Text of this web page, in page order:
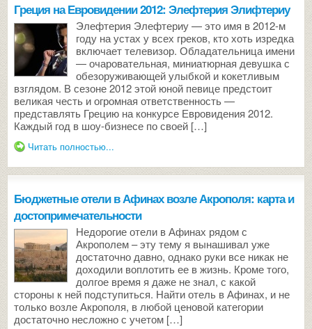
Греция на Евровидении 2012: Элефтерия Элифтериу
Элефтерия Элефтериу — это имя в 2012-м
году на устах у всех греков, кто хоть изредка
включает телевизор. Обладательница имени
— очаровательная, миниатюрная девушка с
обезоруживающей улыбкой и кокетливым
взглядом. В сезоне 2012 этой юной певице предстоит
великая честь и огромная ответственность —
представлять Грецию на конкурсе Евровидения 2012.
Каждый год в шоу-бизнесе по своей […]
Читать полностью...
Бюджетные отели в Афинах возле Акрополя: карта и
достопримечательности
Недорогие отели в Афинах рядом с
Акрополем – эту тему я вынашивал уже
достаточно давно, однако руки все никак не
доходили воплотить ее в жизнь. Кроме того,
долгое время я даже не знал, с какой
стороны к ней подступиться. Найти отель в Афинах, и не
только возле Акрополя, в любой ценовой категории
достаточно несложно с учетом […]